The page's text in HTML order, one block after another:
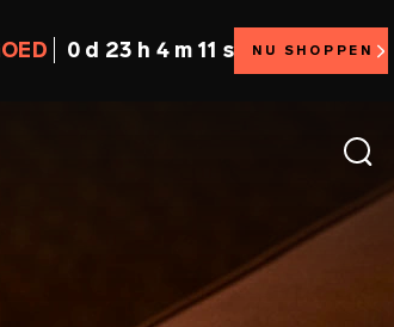
0 d 23 h 4 m 10 s NU SHOPPEN